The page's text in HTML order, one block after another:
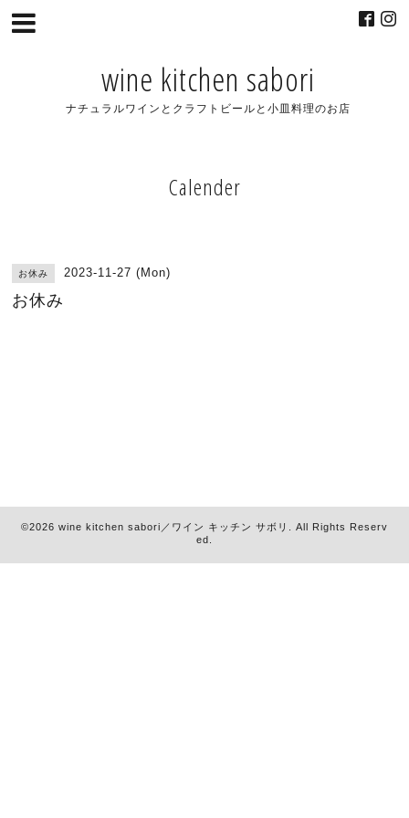
wine kitchen sabori
ナチュラルワインとクラフトビールと小皿料理のお店
Calender
お休み 2023-11-27 (Mon)
お休み
©2026 wine kitchen sabori／ワイン キッチン サボリ
. All Rights Reserv
ed.